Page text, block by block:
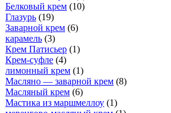
Белковый крем (10)
Глазурь (19)
Заварной крем (6)
карамель (3)
Крем Патисьер (1)
Крем-суфле (4)
лимонный крем (1)
Масляно — заварной крем (8)
Масляный крем (6)
Мастика из маршмеллоу (1)